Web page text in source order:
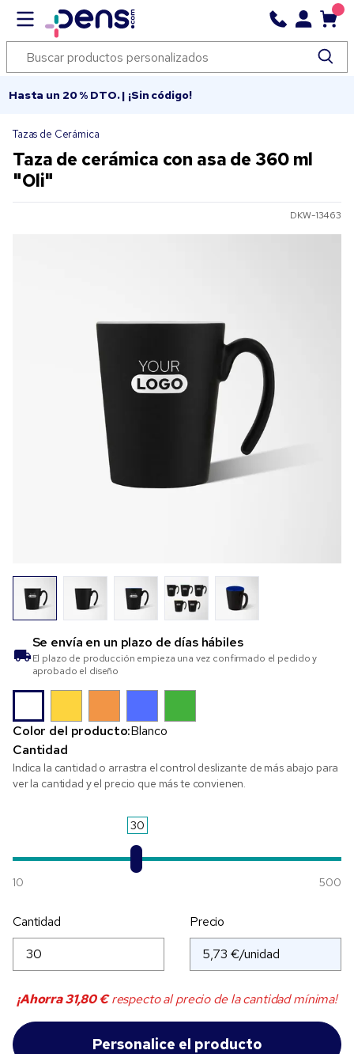
Hasta un 20 % DTO. | ¡Sin código!
Tazas de Cerámica
Taza de cerámica con asa de 360 ml
"Oli"
DKW-13463
Se envía en un plazo de días hábiles
El plazo de producción empieza una vez confirmado el pedido y
aprobado el diseño
Color del producto:Blanco
Cantidad
Indica la cantidad o arrastra el control deslizante de más abajo para
ver la cantidad y el precio que más te convienen.
30
10 500
Cantidad Precio
¡Ahorra31,80 €respecto al precio de la cantidad mínima!